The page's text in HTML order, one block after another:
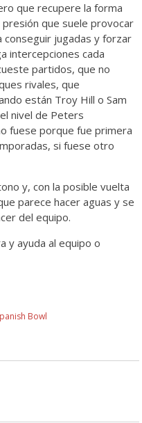
que recupere la forma
que suele provocar
conseguir jugadas y forzar
intercepciones cada
partidos, que no
rivales, que
están Troy Hill o Sam
nivel de Peters
fuese porque fue primera
si fuese otro
y, con la posible vuelta
parece hacer aguas y se
del equipo.
y ayuda al equipo o
Bowl